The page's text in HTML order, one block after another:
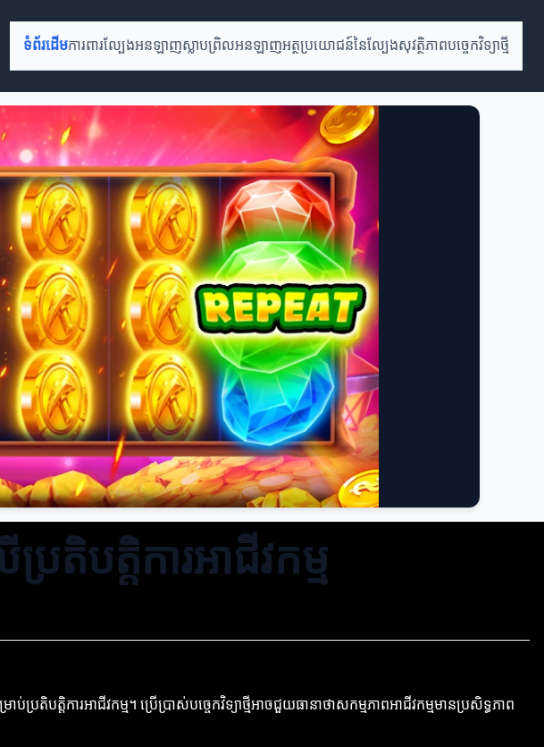
ទំព័រដើមការពារល្បែងអនឡាញស្លាបព្រិលអនឡាញអត្ថប្រយោជន៍នៃល្បែងសុវត្ថិភាពបច្ចេកវិទ្យាថ្មី
រតិបត្តិការអាជីវកម្ម
តិបត្តិការអាជីវកម្ម។ ប្រើប្រាស់បច្ចេកវិទ្យាថ្មីអាចជួយធានាថាសកម្មភាពអាជីវកម្មមានប្រសិទ្ធភាព